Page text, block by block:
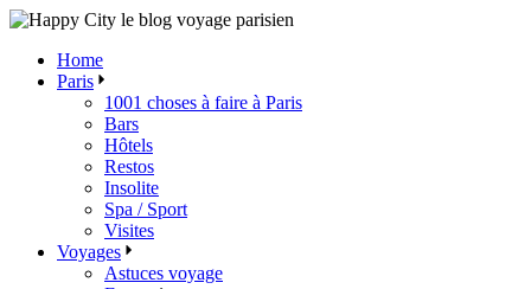
Skip
content
Home
Paris
1001 choses à faire à Paris
Bars
Hôtels
Restos
Insolite
Spa / Sport
Visites
Voyages
Astuces voyage